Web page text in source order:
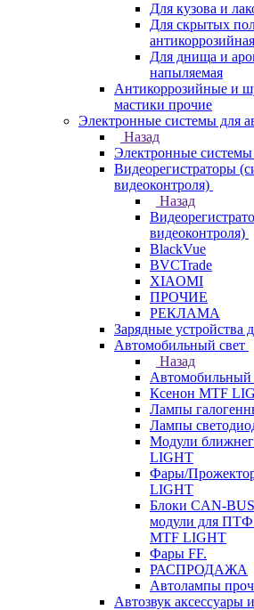
Для кузова и
Для скрытых
Для днища и
напыляемая
Антикоррозийные и
мастики прочие
Электронные системы для
Назад
Электронные системы
Видеорегистраторы
видеоконтроля)
Назад
видеоконтроля)
BlackVue
BVCTrade
XIAOMI
ПРОЧИЕ
РЕКЛАМА
Зарядные устройства
Автомобильный свет
Назад
Автомобильный
Ксенон MTF
Лампы
Лампы
Модули
LIGHT
Фары/
LIGHT
Блоки CAN-
модули для ПТФ
MTF LIGHT
Фары FF.
РАСПРОДАЖА
Автолампы
Автозвук аксессуары